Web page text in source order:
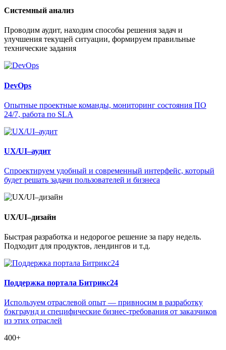
Системный анализ
Проводим аудит, находим способы решения задач и
улучшения текущей ситуации, формируем правильные
технические задания
DevOps
Опытные проектные команды, мониторинг состояния ПО
24/7, работа по SLA
UX/UI–аудит
Спроектируем удобный и современный интерфейс, который
будет решать задачи пользователей и бизнеса
UX/UI–дизайн
Быстрая разработка и недорогое решение за пару недель.
Подходит для продуктов, лендингов и т.д.
Поддержка портала Битрикс24
Используем отраслевой опыт — привносим в разработку
бэкграунд и специфические бизнес-требования от заказчиков
из этих отраслей
400+